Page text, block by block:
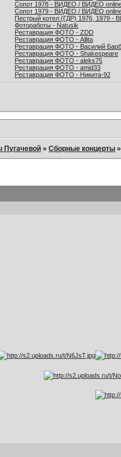
Сопот 1978 - ВИДЕО / ВИДЕО
Сопот 1979 - ВИДЕО / ВИДЕО
Пестрый котел (ГДР) 1976, 1979 -
Фотоработы - Natusik
Реставрация ФОТО - ZDD
Реставрация ФОТО - Allita
Реставрация ФОТО - Василий
Реставрация ФОТО - Shakespeare
Реставрация ФОТО - aleks75
Реставрация ФОТО - amid33
Реставрация ФОТО - Никита-92
Пугачевой »Сборные концерты